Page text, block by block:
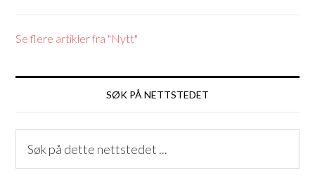
Se flere artikler fra "Nytt"
SØK PÅ NETTSTEDET